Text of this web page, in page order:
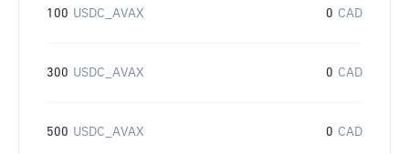
100 USDC_AVAX 0 CAD
300 USDC_AVAX 0 CAD
500 USDC_AVAX 0 CAD